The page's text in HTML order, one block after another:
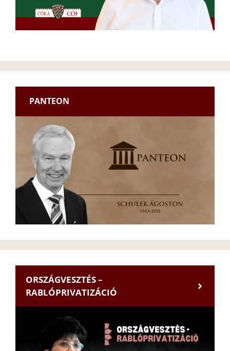
PANTEON
ORSZÁGVESZTÉS –
RABLÓPRIVATIZÁCIÓ